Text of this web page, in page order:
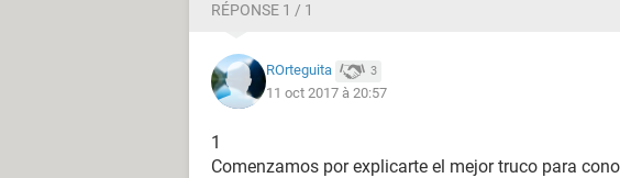
RÉPONSE 1 / 1
ROrteguita 3
11 oct 2017 à 20:57
1
Comenzamos por explicarte el mejor truco para